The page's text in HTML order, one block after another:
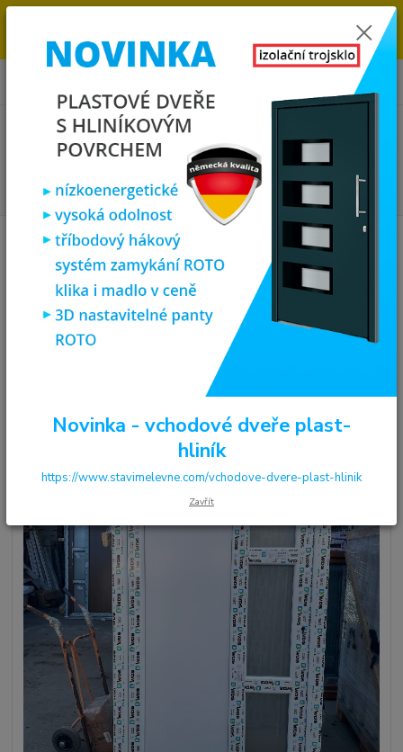
OBJEDNÁVKOU. MÁME 7 000 OKEN A DVEŘÍ SKLADEM U NÁS V
KLATOVECH.
0
0,00 Kč
Vchodové dveře
SOFT vchodové plastové dveře PORTO, bílá, 98x200
SOFT vchodové plastové dveře
PORTO, bílá, 98x200 cm
Novinka - vchodové dveře plast-
hliník
https://www.stavimelevne.com/vchodove-dvere-plast-hlinik
Zavřít